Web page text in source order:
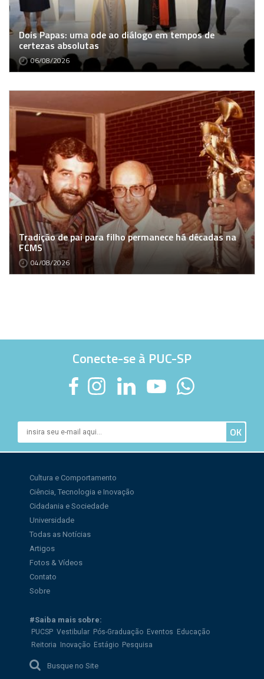
Dois Papas: uma ode ao diálogo em tempos de
certezas absolutas
06/08/2026
Tradição de pai para filho permanece há décadas na
FCMS
04/08/2026
Conecte-se à PUC-SP
Cultura e Comportamento
Ciência, Tecnologia e Inovação
Cidadania e Sociedade
Universidade
Todas as Notícias
Artigos
Fotos & Vídeos
Contato
Sobre
#Saiba mais sobre:
PUCSP Vestibular Pós-Graduação Eventos Educação
Reitoria Inovação Estágio Pesquisa
Busque no Site